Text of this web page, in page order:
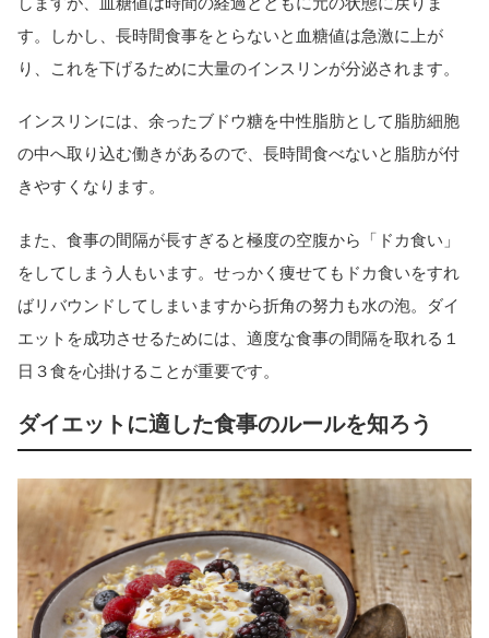
す。しかし、長時間食事をとらないと血糖値は急激に上が
り、これを下げるために大量のインスリンが分泌されます。
インスリンには、余ったブドウ糖を中性脂肪として脂肪細胞
の中へ取り込む働きがあるので、長時間食べないと脂肪が付
きやすくなります。
また、食事の間隔が長すぎると極度の空腹から「ドカ食い」
をしてしまう人もいます。せっかく痩せてもドカ食いをすれ
ばリバウンドしてしまいますから折角の努力も水の泡。ダイ
エットを成功させるためには、適度な食事の間隔を取れる１
日３食を心掛けることが重要です。
ダイエットに適した食事のルールを知ろう